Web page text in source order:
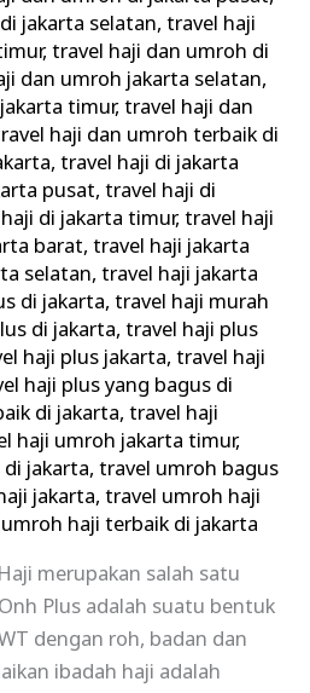
jakarta selatan,travel haji
,travel haji dan umroh di
dan umroh jakarta selatan,
timur,travel haji dan
haji dan umroh terbaik di
,travel haji di jakarta
pusat,travel haji di
di jakarta timur,travel haji
barat,travel haji jakarta
selatan,travel haji jakarta
di jakarta,travel haji murah
di jakarta,travel haji plus
haji plus jakarta,travel haji
haji plus yang bagus di
di jakarta,travel haji
haji umroh jakarta timur,
jakarta,travel umroh bagus
jakarta,travel umroh haji
haji terbaik di jakarta
merupakan salah satu
Plus adalah suatu bentuk
dengan roh, badan dan
ibadah haji adalah